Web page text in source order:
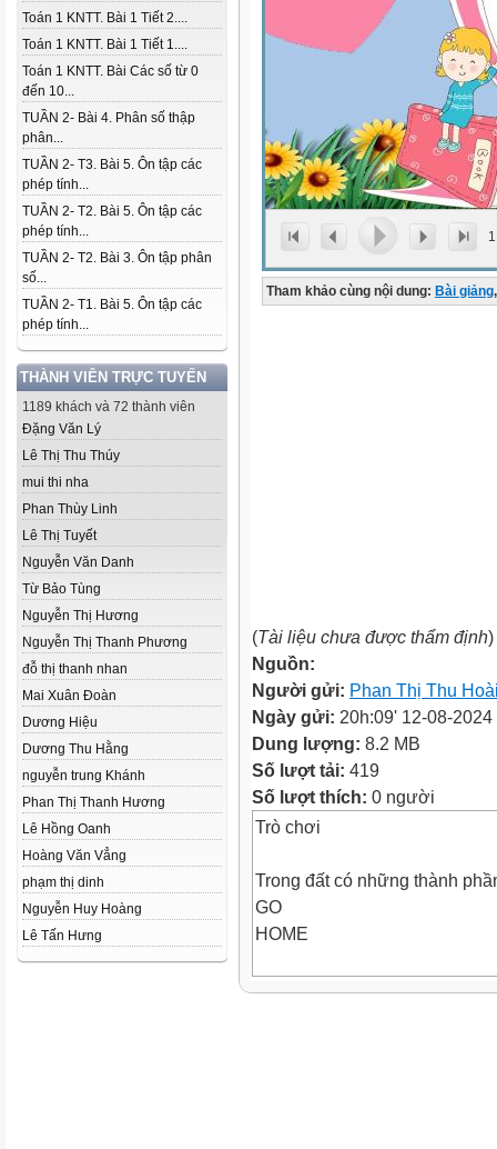
Toán 1 KNTT. Bài 1 Tiết 2....
Toán 1 KNTT. Bài 1 Tiết 1....
Toán 1 KNTT. Bài Các số từ 0
đến 10...
TUẦN 2- Bài 4. Phân số thập
phân...
TUẦN 2- T3. Bài 5. Ôn tập các
phép tính...
TUẦN 2- T2. Bài 5. Ôn tập các
phép tính...
TUẦN 2- T2. Bài 3. Ôn tập phân
số...
TUẦN 2- T1. Bài 5. Ôn tập các
phép tính...
THÀNH VIÊN TRỰC TUYẾN
1189 khách và 72 thành viên
Đặng Văn Lý
Lê Thị Thu Thúy
mui thi nha
Phan Thùy Linh
Lê Thị Tuyết
Nguyễn Văn Danh
Từ Bảo Tùng
Nguyễn Thị Hương
Nguyễn Thị Thanh Phương
đỗ thị thanh nhan
Mai Xuân Đoàn
Dương Hiệu
Dương Thu Hằng
nguyễn trung Khánh
Phan Thị Thanh Hương
Lê Hồng Oanh
Hoàng Văn Vẳng
phạm thị dinh
Nguyễn Huy Hoàng
Lê Tấn Hưng
1
Tham khảo cùng nội dung: Bài giảng,
(Tài liệu chưa được thẩm định)
Nguồn:
Người gửi: Phan Thị Thu
Ngày gửi: 20h:09' 12-08-2024
Dung lượng: 8.2 MB
Số lượt tải: 419
Số lượt thích: 0 người
Trò chơi
Trong đất có những thành
GO
HOME